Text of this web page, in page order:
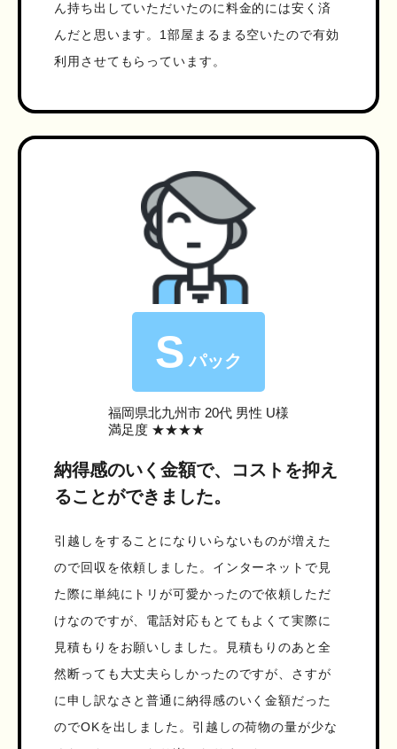
ん持ち出していただいたのに料金的には安く済
んだと思います。1部屋まるまる空いたので有効
利用させてもらっています。
S パック
福岡県北九州市 20代 男性 U様
満足度 ★★★★
納得感のいく金額で、コストを抑え
ることができました。
引越しをすることになりいらないものが増えた
ので回収を依頼しました。インターネットで見
た際に単純にトリが可愛かったので依頼しただ
けなのですが、電話対応もとてもよくて実際に
見積もりをお願いしました。見積もりのあと全
然断っても大丈夫らしかったのですが、さすが
に申し訳なさと普通に納得感のいく金額だった
のでOKを出しました。引越しの荷物の量が少な